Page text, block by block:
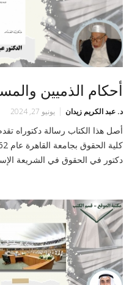
أحكام الذميين
د. عبد الكريم زيدان يونيو 27, 2024
دكتور في الحقوق في الشريعة